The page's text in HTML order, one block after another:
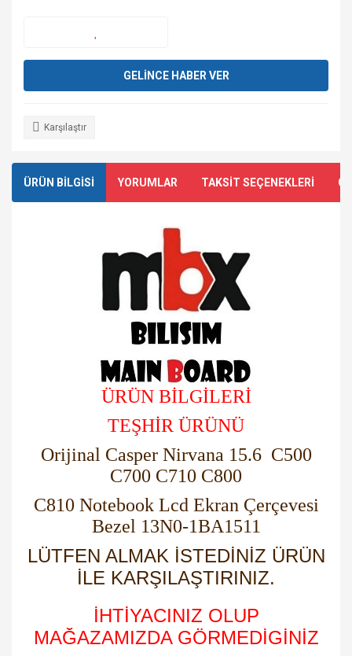
GELİNCE HABER VER
Karşılaştır
ÜRÜN BİLGİSİ YORUMLAR TAKSİT SEÇENEKLERİ
ÜRÜN BİLGİLERİ
TEŞHİR ÜRÜNÜ
Orijinal Casper Nirvana 15.6 C500
C700 C710 C800
C810 Notebook Lcd Ekran Çerçevesi
Bezel 13N0-1BA1511
LÜTFEN ALMAK İSTEDİNİZ ÜRÜN
İLE KARŞILAŞTIRINIZ.
İHTİYACINIZ OLUP
MAĞAZAMIZDA GÖRMEDİGİNİZ